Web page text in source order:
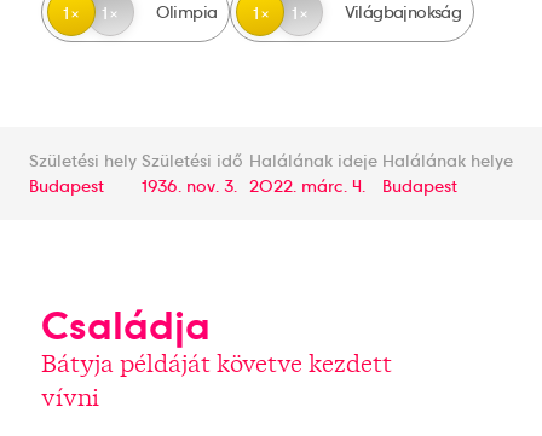
1 1 Olimpia 1 1 Világbajnokság
Születési hely
Budapest
Születési idő
1936. nov. 3.
Halálának ideje
2022. márc. 4.
Halálának helye
Budapest
Családja
Bátyja példáját követve kezdett
vívni